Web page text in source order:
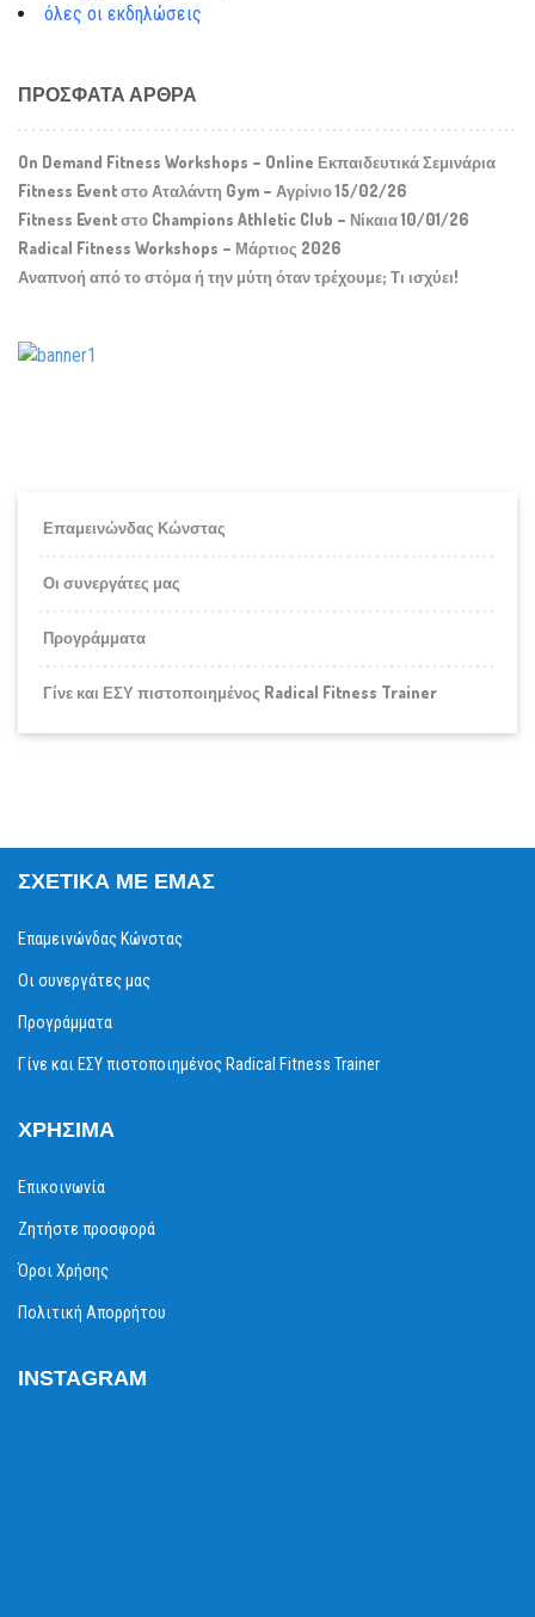
όλες οι εκδηλώσεις
ΠΡΌΣΦΑΤΑ ΆΡΘΡΑ
On Demand Fitness Workshops – Online Εκπαιδευτικά Σεμινάρια
Fitness Event στο Αταλάντη Gym – Αγρίνιο 15/02/26
Fitness Event στο Champions Athletic Club – Νίκαια 10/01/26
Radical Fitness Workshops – Μάρτιος 2026
Αναπνοή από το στόμα ή την μύτη όταν τρέχουμε; Τι ισχύει!
Επαμεινώνδας Κώνστας
Οι συνεργάτες μας
Προγράμματα
Γίνε και ΕΣΥ πιστοποιημένος Radical Fitness Trainer
ΣΧΕΤΙΚΆ ΜΕ ΕΜΆΣ
Επαμεινώνδας Κώνστας
Οι συνεργάτες μας
Προγράμματα
Γίνε και ΕΣΥ πιστοποιημένος Radical Fitness Trainer
ΧΡΉΣΙΜΑ
Επικοινωνία
Ζητήστε προσφορά
Όροι Χρήσης
Πολιτική Απορρήτου
INSTAGRAM